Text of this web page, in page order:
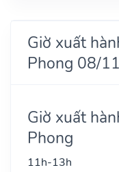
Giờ xuất
Phong 08/
Giờ xuất
Phong
11h-13h